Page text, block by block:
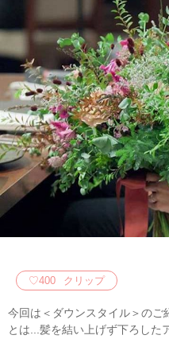
♡400 クリップ
今回は＜ダウンスタイル＞の
とは...髪を結い上げず下ろし